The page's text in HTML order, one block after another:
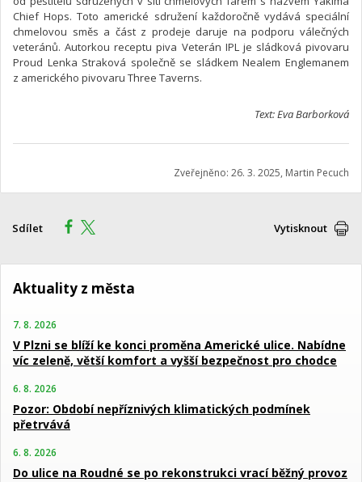
Chief Hops. Toto americké sdružení každoročně vydává speciální
chmelovou směs a část z prodeje daruje na podporu válečných
veteránů. Autorkou receptu piva Veterán IPL je sládková pivovaru
Proud Lenka Straková společně se sládkem Nealem Englemanem
z amerického pivovaru Three Taverns.
Text: Eva Barborková
Zveřejněno: 26. 3. 2025, Martin Pecuch
Sdílet Vytisknout
Aktuality z města
7. 8. 2026
V Plzni se blíží ke konci proměna Americké ulice. Nabídne
víc zeleně, větší komfort a vyšší bezpečnost pro chodce
6. 8. 2026
Pozor: Období nepříznivých klimatických podmínek
přetrvává
6. 8. 2026
Do ulice na Roudné se po rekonstrukci vrací běžný provoz